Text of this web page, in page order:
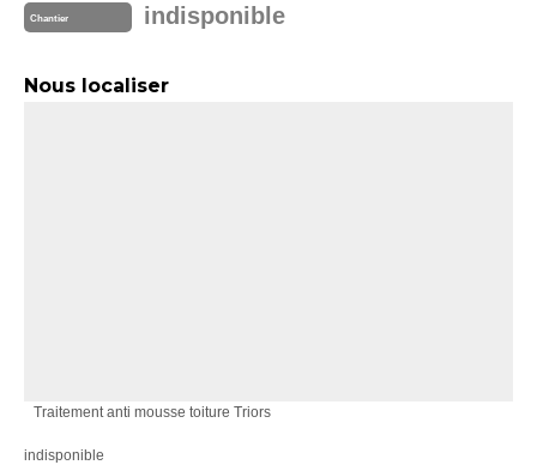
Chantier indisponible
Nous localiser
Traitement anti mousse toiture Triors
indisponible